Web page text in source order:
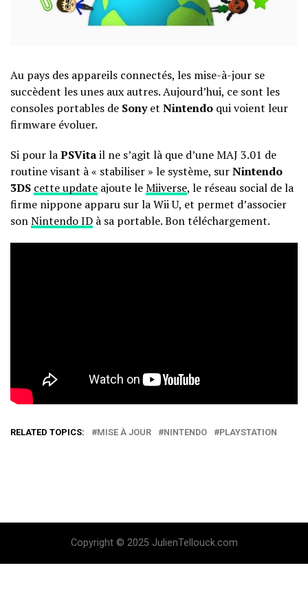
Au pays des appareils connectés, les mise-à-jour se
succèdent les unes aux autres. Aujourd’hui, ce sont les
consoles portables de Sonyet Nintendo qui voient leur
firmware évoluer.
Si pour laPSVitail ne s’agit là que d’une MAJ 3.01 de
routine visant à « stabiliser » le système, surNintendo
3DS cette update ajoute leMiiverse, le réseau social de la
firme nippone apparu sur la Wii U, et permet d’associer
sonNintendo ID à sa portable. Bon téléchargement.
RELATED TOPICS: MISE À JOUR NINTENDO PLAYSTATION
Copyright © 2025 JulienTellouck.com